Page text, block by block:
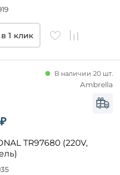
1 клик
TR97680 (220V,
В наличии 20 шт.
Ambrella